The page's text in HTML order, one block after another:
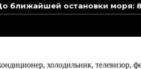
ближайшей остановки моря:
холодильник, телевизор,